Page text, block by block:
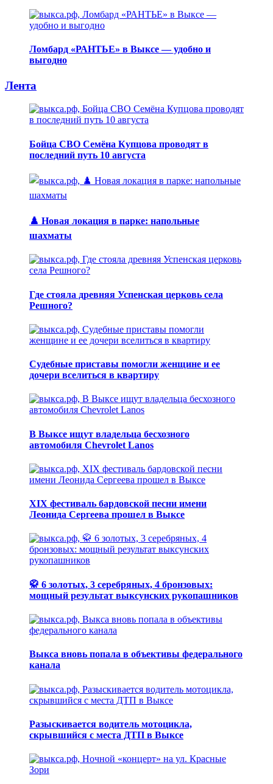
Ломбард «РАНТЬЕ» в Выксе — удобно и
выгодно
Лента
Бойца СВО Семёна Купцова проводят в
последний путь 10 августа
♟️ Новая локация в парке: напольные
шахматы
Где стояла древняя Успенская церковь села
Решного?
Судебные приставы помогли женщине и ее
дочери вселиться в квартиру
В Выксе ищут владельца бесхозного
автомобиля Chevrolet Lanos
XIX фестиваль бардовской песни имени
Леонида Сергеева прошел в Выксе
🥋 6 золотых, 3 серебряных, 4 бронзовых:
мощный результат выксунских рукопашников
Выкса вновь попала в объективы федерального
канала
Разыскивается водитель мотоцикла,
скрывшийся с места ДТП в Выксе